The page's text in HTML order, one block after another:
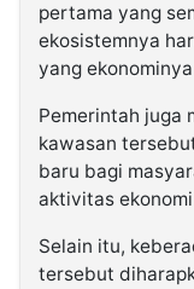
pertama yang
ekosistemnya
yang
Pemerintah juga
kawasan
baru bagi
aktivitas
Selain itu,
tersebut